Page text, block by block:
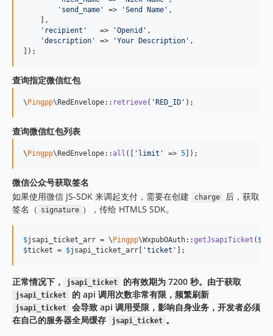
' send_name ' => 'Send Name ' ,
    ],
' recipient '
   =>
'Openid ' ,
'description ' => 'Your Description ' ,
]);
查询指定微信红包
\ Pingpp\RedEnvelope:: retrieve( ' RED_ID ' );
查询微信红包列表
\ Pingpp\RedEnvelope::all ([ ' limit ' => 5 ]);
微信公众号获取签名
如果使用微信 JS-SDK 来调起支付，需要在创建
charge
后，获取
签名（ signature ），传给 HTML5 SDK。
$jsapi_ticket_arr = \ Pingpp\WxpubOAuth::getJsapiTicket ( $
$ticket = $jsapi_ticket_arr 'ticket ' ];
正常情况下， jsapi_ticket 的有效期为 7200 秒。由于获取
jsapi_ticket 的 api 调用次数非常有限，频繁刷新
jsapi_ticket
会导致 api 调用受限，影响自身业务，开发者必须
在自己的服务器全局缓存
jsapi_ticket 。